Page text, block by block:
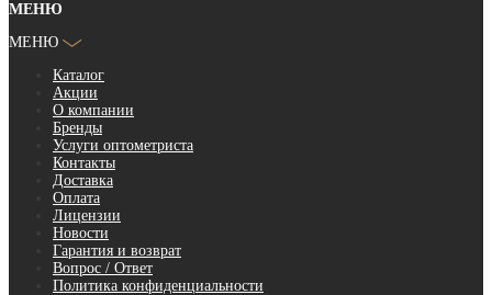
МЕНЮ
МЕНЮ
Каталог
Акции
О компании
Бренды
Услуги оптометриста
Контакты
Доставка
Оплата
Лицензии
Новости
Гарантия и возврат
Вопрос / Ответ
Политика конфиденциальности